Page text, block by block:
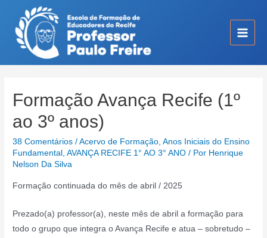
conteúdo
Main
Formação Avança Recife (1º
ao 3º anos)
38 Comentários /Acervo de Formação,Anos Iniciais do Ensino
Fundamental ,AVANÇA RECIFE 1° AO 3° ANO / Por Henrique
Nelson Da Silva
Formação continuada do mês de abril / 2025
Prezado(a) professor(a), neste mês de abril a formação para
todo o grupo que integra o Avança Recife e atua – sobretudo –